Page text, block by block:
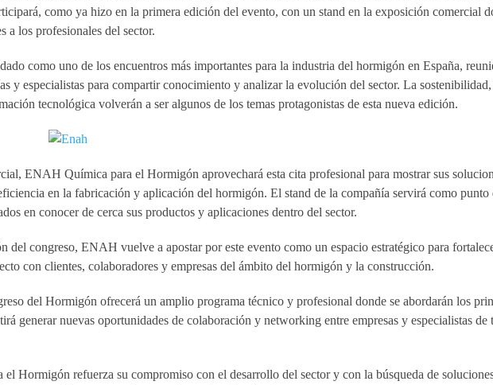
como ya hizo en la primera edición del evento, con un stand en la exposición comercial
a los profesionales del sector.
como uno de los encuentros más importantes para la industria del hormigón en España,
y especialistas para compartir conocimiento y analizar la evolución del sector. La
tecnológica volverán a ser algunos de los temas protagonistas de esta nueva edición.
ENAH Química para el Hormigón aprovechará esta cita profesional para mostrar sus
en la fabricación y aplicación del hormigón. El stand de la compañía servirá como punto
en conocer de cerca sus productos y aplicaciones dentro del sector.
del congreso, ENAH vuelve a apostar por este evento como un espacio estratégico para
con clientes, colaboradores y empresas del ámbito del hormigón y la construcción.
del Hormigón ofrecerá un amplio programa técnico y profesional donde se abordarán los
generar nuevas oportunidades de colaboración y networking entre empresas y especialistas de
Hormigón refuerza su compromiso con el desarrollo del sector y con la búsqueda de